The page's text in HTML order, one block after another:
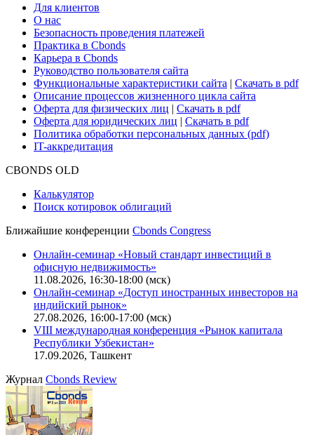
Для клиентов
О нас
Безопасность проведения платежей
Практика в Cbonds
Карьера в Cbonds
Руководство пользователя сайта
Функциональные характеристики сайта | Скачать в pdf
Описание процессов жизненного цикла сайта
Оферта для физических лиц | Скачать в pdf
Оферта для юридических лиц | Скачать в pdf
Политика обработки персональных данных (pdf)
IT-аккредитация
CBONDS OLD
Калькулятор
Поиск котировок облигаций
Ближайшие конференции Cbonds Congress
Онлайн-семинар «Новый стандарт инвестиций в
офисную недвижимость»
11.08.2026, 16:30-18:00 (мск)
Онлайн-семинар «Доступ иностранных инвесторов на
индийский рынок»
27.08.2026, 16:00-17:00 (мск)
VIII международная конференция «Рынок капитала
Республики Узбекистан»
17.09.2026, Ташкент
Журнал Cbonds Review